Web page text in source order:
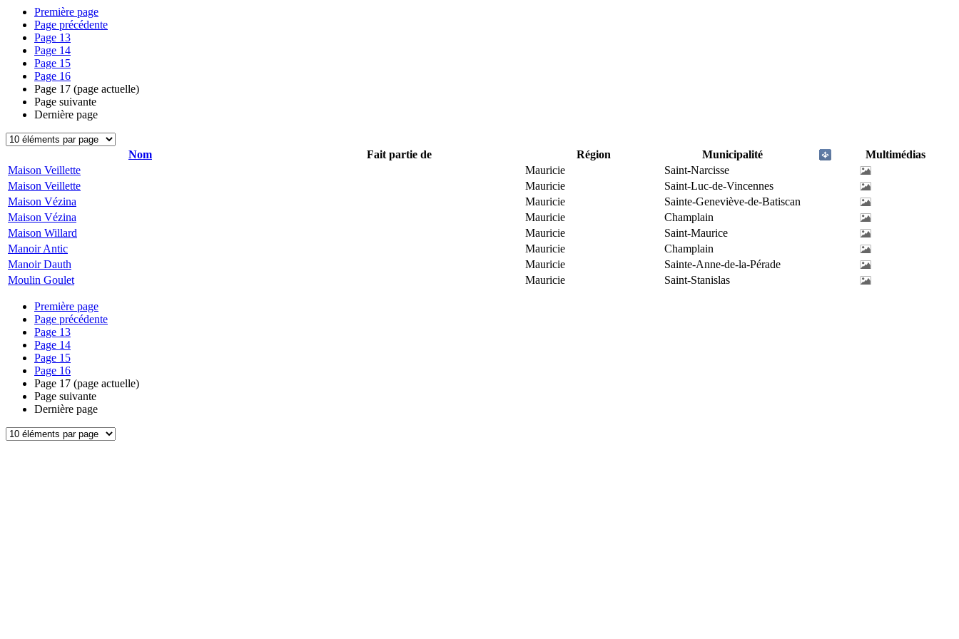
Première page
Page précédente
Page 13
Page 14
Page 15
Page 16
Page 17 (page actuelle)
Page suivante
Dernière page
Nom Fait partie de Région Municipalité
Multimédias
Maison Veillette
Mauricie
Saint-Narcisse
Maison Veillette
Mauricie
Saint-Luc-de-Vincennes
Maison Vézina
Mauricie
Sainte-Geneviève-de-Batiscan
Maison Vézina
Mauricie
Champlain
Maison Willard
Mauricie
Saint-Maurice
Manoir Antic
Mauricie
Champlain
Manoir Dauth
Mauricie
Sainte-Anne-de-la-Pérade
Moulin Goulet
Mauricie Saint-Stanislas
Première page
Page précédente
Page 13
Page 14
Page 15
Page 16
Page 17 (page actuelle)
Page suivante
Dernière page